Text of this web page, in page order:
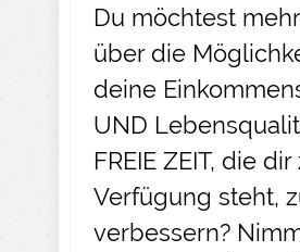
Du möchtest
über die
deine
UND
FREIE ZEIT, die dir
Verfügung steht,
verbessern?